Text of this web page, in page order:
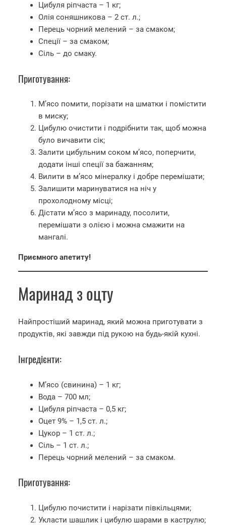
Цибуля ріпчаста – 1 кг;
Олія соняшникова – 2 ст. л.;
Перець чорний мелений – за смаком;
Спеції – за смаком;
Сіль – до смаку.
Приготування:
М’ясо помити, порізати на шматки і помістити
в миску;
Цибулю очистити і подрібнити так, щоб можна
було вичавити сік;
Залити цибульним соком м’ясо, поперчити,
додати інші спеції за бажанням;
Вилити в м’ясо мінералку і добре перемішати;
Залишити маринуватися на ніч у
прохолодному місці;
Дістати м’ясо з маринаду, посолити,
перемішати з олією і можна смажити на
мангалі.
Приємного апетиту!
Маринад з оцту
Найпростіший маринад, який можна приготувати з
продуктів, які завжди під рукою на будь-якій кухні.
Інгредієнти:
М’ясо (свинина) – 1 кг;
Вода – 700 мл;
Цибуля ріпчаста – 0,5 кг;
Оцет 9% – 1,5 ст. л.;
Цукор – 1 ст. л.;
Сіль – 1 ст. л.;
Перець чорний мелений – за смаком.
Приготування:
Цибулю почистити і нарізати півкільцями;
Укласти шашлик і цибулю шарами в каструлю;